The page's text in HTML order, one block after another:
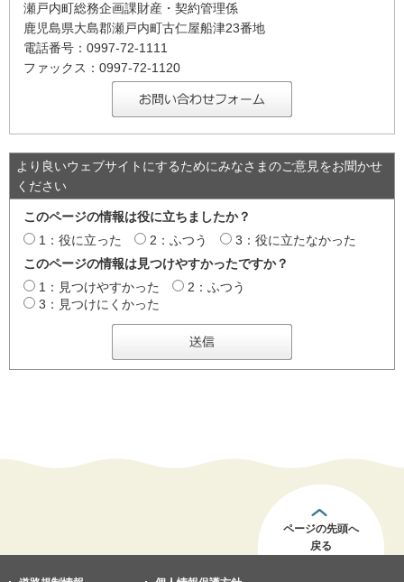
瀬戸内町総務企画課財産・契約管理係
鹿児島県大島郡瀬戸内町古仁屋船津23番地
電話番号：0997-72-1111
ファックス：0997-72-1120
より良いウェブサイトにするためにみなさまのご意見をお聞かせ
ください
このページの情報は役に立ちましたか？
1：役に立った
2：ふつう
3：役に立たなかった
このページの情報は見つけやすかったですか？
1：見つけやすかった
2：ふつう
3：見つけにくかった
ページの先頭へ
戻る